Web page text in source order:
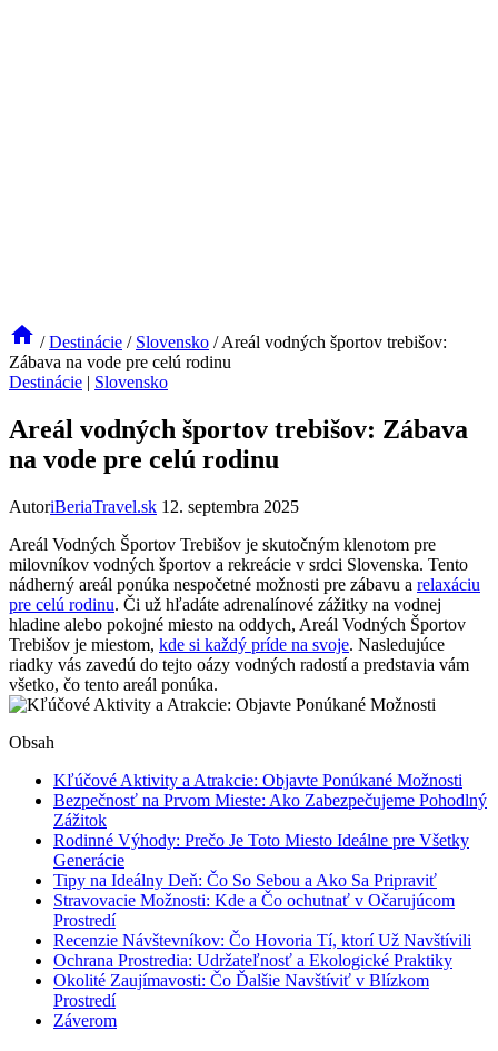
/ Destinácie / Slovensko / Areál vodných športov trebišov:
Zábava na vode pre celú rodinu
Destinácie | Slovensko
Areál vodných športov trebišov: Zábava
na vode pre celú rodinu
AutoriBeriaTravel.sk 12. septembra 2025
Areál Vodných Športov Trebišov je skutočným klenotom pre
milovníkov vodných ​športov a rekreácie v srdci Slovenska. Tento
nádherný areál ponúka nespočetné možnosti pre zábavu a relaxáciu
pre celú rodinu. Či už hľadáte adrenalínové zážitky na vodnej⁤
hladine alebo pokojné miesto ​na⁢ oddych, Areál ⁢Vodných Športov
Trebišov je miestom,​ kde si každý príde na svoje. Nasledujúce
⁤riadky⁣ vás‌ zavedú do ⁣tejto oázy‌ vodných radostí a ‍predstavia vám
všetko,‌ čo tento areál ponúka.
Obsah
Kľúčové⁤ Aktivity a⁢ Atrakcie: Objavte Ponúkané Možnosti
Bezpečnosť na Prvom⁣ Mieste: Ako Zabezpečujeme Pohodlný
Zážitok
Rodinné Výhody: Prečo Je Toto Miesto Ideálne pre‌ Všetky
Generácie
Tipy na Ideálny Deň: Čo So Sebou a Ako Sa Pripraviť
Stravovacie Možnosti:⁣ Kde a⁤ Čo ochutnať v⁣ Očarujúcom
Prostredí
Recenzie Návštevníkov: Čo Hovoria ⁢Tí, ktorí Už Navštívili
Ochrana Prostredia: ‌Udržateľnosť a Ekologické Praktiky
Okolité Zaujímavosti: Čo Ďalšie Navštíviť v ‌Blízkom
Prostredí
Záverom